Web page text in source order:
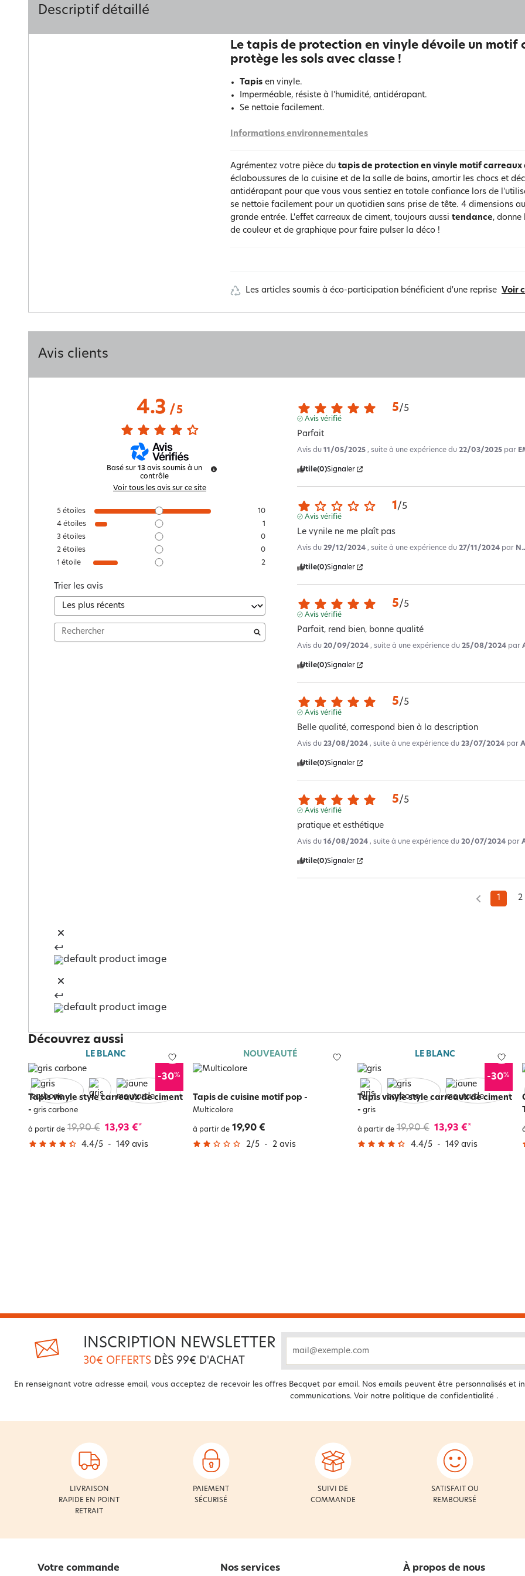
Descriptif détaillé
Le tapis de protection en vinyle dévoile un motif
protège les sols avec classe !
Tapis en vinyle.
Imperméable, résiste à l'humidité, antidérapant.
Se nettoie facilement.
Informations environnementales
Agrémentez votre pièce du tapis de protection en vinyle motif carreaux
éclaboussures de la cuisine et de la salle de bains, amortir les chocs et
antidérapant pour que vous vous sentiez en totale confiance lors de
se nettoie facilement pour un quotidien sans prise de tête. 4 dimensions
grande entrée. L'effet carreaux de ciment, toujours aussi tendance, donne
de couleur et de graphique pour faire pulser la déco !
Les articles soumis à éco-participation bénéficient d'une reprise Voir
Avis clients
4.3/ 5
Basé sur13 avis soumis à un
contrôle
Voir tous les avis sur ce site
5 étoiles
10
4 étoiles
1
3 étoiles
0
2 étoiles
0
1 étoile 2
Trier les avis
5/5
Avis vérifié
Parfait
Avis du11/05/2025 , suite à une expérience du22/03/2025 par
Utile(0)Signaler
1 /5
Avis vérifié
Le vynile ne me plaît pas
Avis du29/12/2024 , suite à une expérience du27/11/2024 par
Utile(0)Signaler
5/5
Avis vérifié
Parfait, rend bien, bonne qualité
Avis du20/09/2024 , suite à une expérience du25/08/2024 par
Utile(0)Signaler
5/5
Avis vérifié
Belle qualité, correspond bien à la description
Avis du23/08/2024 , suite à une expérience du23/07/2024 par
Utile(0)Signaler
5/5
Avis vérifié
pratique et esthétique
Avis du16/08/2024 , suite à une expérience du20/07/2024 par
Utile(0)Signaler
1 2
Découvrez aussi
LE BLANC
-30%
Tapis vinyle style carreaux de ciment
- gris carbone
à partir de 19,90 € 13,93 €*
4.4/5 - 149 avis
NOUVEAUTÉ
Tapis de cuisine motif pop -
Multicolore
à partir de 19,90 €
2/5 - 2 avis
LE BLANC
-30%
Tapis vinyle style carreaux de ciment
- gris
à partir de 19,90 € 13,93 €*
4.4/5 - 149 avis
INSCRIPTION NEWSLETTER
30€ OFFERTS DÈS 99€ D'ACHAT
En renseignant votre adresse email, vous acceptez de recevoir les offres Becquet par email. Nos emails peuvent être personnalisés et
communications. Voir notre politique de confidentialité .
LIVRAISON
RAPIDE EN POINT
RETRAIT
PAIEMENT
SÉCURISÉ
SUIVI DE
COMMANDE
SATISFAIT OU
REMBOURSÉ
Votre commande Nos services À propos de nous